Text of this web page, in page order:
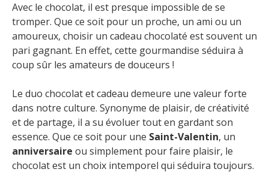
Avec le chocolat, il est presque impossible de se
tromper. Que ce soit pour un proche, un ami ou un
amoureux, choisir un cadeau chocolaté est souvent un
pari gagnant. En effet, cette gourmandise séduira à
coup sûr les amateurs de douceurs !
Le duo chocolat et cadeau demeure une valeur forte
dans notre culture. Synonyme de plaisir, de créativité
et de partage, il a su évoluer tout en gardant son
essence. Que ce soit pour une Saint-Valentin, un
anniversaire ou simplement pour faire plaisir, le
chocolat est un choix intemporel qui séduira toujours.